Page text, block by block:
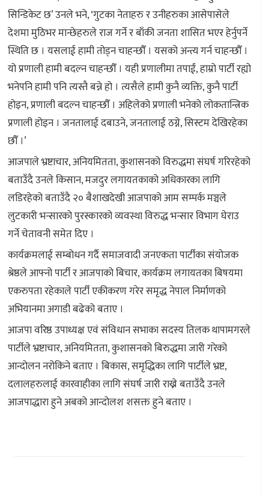
सिन्डिकेट छ’ उनले भने, ‘गुटका नेताहरु र उनीहरुका आसेपासेले
देशमा मुठिभर मान्छेहरुले राज गर्ने र बाँकी जनता शासित भएर हेर्नुपर्ने
स्थिति छ । यसलाई हामी तोड्न चाहन्छौँ । यसको अन्त्य गर्न चाहन्छौँ ।
यो प्रणाली हामी बदल्न चाहन्छौँ । यही प्रणालीमा तपाईं, हाम्रो पार्टी रह्यो
भनेपनि हामी पनि त्यस्तै बन्ने हो । त्यसैले हामी कुनै व्यक्ति, कुनै पार्टी
होइन, प्रणाली बदल्न चाहन्छौँ । अहिलेको प्रणाली भनेको लोकतान्त्रिक
प्रणाली होइन । जनतालाई दबाउने, जनतालाई ठग्ने, सिस्टम देखिरहेका
छौँ ।’
आजपाले भ्रष्टाचार, अनियमितता, कुशासनको विरुद्धमा संघर्ष गरिरहेको
बताउँदै उनले किसान, मजदुर लगायतकाको अधिकारका लागि
लडिरहेको बताउँदै २० बैशाखदेखी आजपाको आम सम्पर्क मञ्चले
लुटकारी भन्सारको पुरस्कारको व्यवस्था विरुद्ध भन्सार विभाग घेराउ
गर्ने चेतावनी समेत दिए ।
कार्यक्रमलाई सम्बोधन गर्दै समाजवादी जनएकता पार्टीका संयोजक
श्रेष्ठले आफ्नो पार्टी र आजपाको बिचार, कार्यक्रम लगायतका बिषयमा
एकरुपता रहेकाले पार्टी एकीकरण गरेर समृद्ध नेपाल निर्माणको
अभियानमा अगाडी बढेको बताए ।
आजपा वरिष्ठ उपाध्यक्ष एवं संविधान सभाका सदस्य तिलक थापामगरले
पार्टीले भ्रष्टाचार, अनियमितता, कुशासनको बिरुद्धमा जारी गरेको
आन्दोलन नरोकिने बताए । बिकास, समृद्धिका लागि पार्टीले भ्रष्ट,
दलालहरुलाई कारवाहीका लागि संघर्ष जारी राख्ने बताउँदै उनले
आजपाद्धारा हुने अबको आन्दोलश शसक्त हुने बताए ।